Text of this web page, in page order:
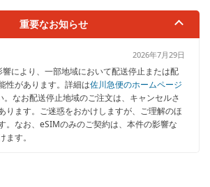
重要なお知らせ
2026年7月29日
により、一部地域において配送停止または配
性があります。詳細は佐川急便のホームページ
。なお配送停止地域のご注文は、キャンセルさ
ります。ご迷惑をおかけしますが、ご理解のほ
。なお、eSIMのみのご契約は、本件の影響な
ます。